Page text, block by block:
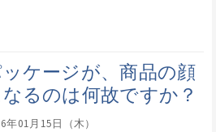
ケージが、商品の顔
るのは何故ですか？
年01月15日（木）